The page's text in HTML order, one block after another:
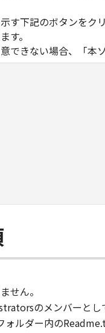
す下記のボタンをク
す。
できない場合、「本
以下「指定機器」と
の記憶媒体上にイン
れも含むものとしま
接続されたコンピュ
定める場合を除き、
お客様に譲渡あるい
ウェア」の全部ま
また第三者にこのよ
せん。
のメンバーとし
ォルダー内の